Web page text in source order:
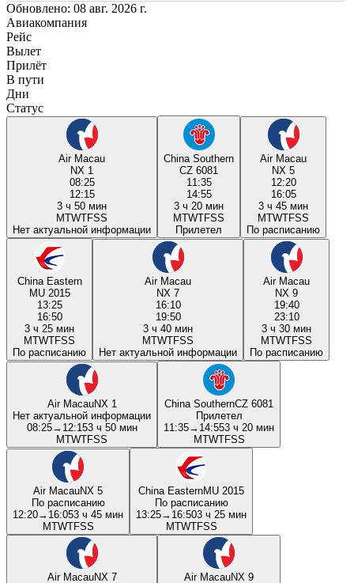
Обновлено: 08 авг. 2026 г.
Авиакомпания
Рейс
Вылет
Прилёт
В пути
Дни
Статус
Air Macau
NX 1
08:25
12:15
3 ч 50 мин
MTWTFSS
Нет актуальной информации
China Southern
CZ 6081
11:35
14:55
3 ч 20 мин
MTWTFSS
Прилетел
Air Macau
NX 5
12:20
16:05
3 ч 45 мин
MTWTFSS
По расписанию
China Eastern
MU 2015
13:25
16:50
3 ч 25 мин
MTWTFSS
По расписанию
Air Macau
NX 7
16:10
19:50
3 ч 40 мин
MTWTFSS
Нет актуальной информации
Air Macau
NX 9
19:40
23:10
3 ч 30 мин
MTWTFSS
По расписанию
Air MacauNX 1
Нет актуальной информации
08:25→ 12:153 ч 50 мин
MTWTFSS
China SouthernCZ 6081
Прилетел
11:35→ 14:553 ч 20 мин
MTWTFSS
Air MacauNX 5
По расписанию
12:20→ 16:053 ч 45 мин
MTWTFSS
China EasternMU 2015
По расписанию
13:25→ 16:503 ч 25 мин
MTWTFSS
Air MacauNX 7
Air MacauNX 9